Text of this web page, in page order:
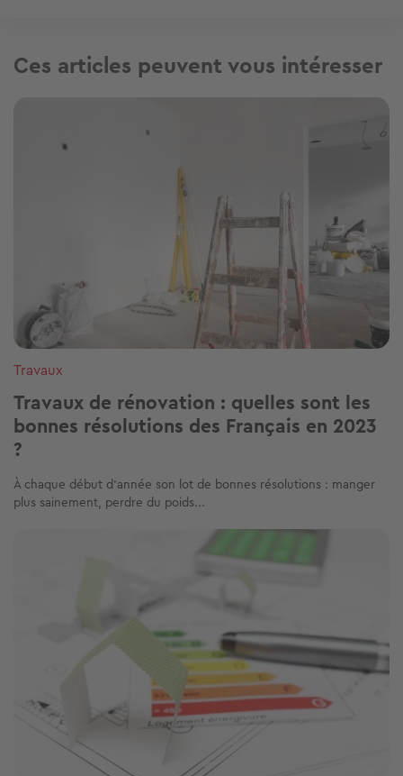
Ces articles peuvent vous intéresser
Travaux
Travaux de rénovation : quelles sont les
bonnes résolutions des Français en 2023
?
À chaque début d’année son lot de bonnes résolutions : manger
plus sainement, perdre du poids...